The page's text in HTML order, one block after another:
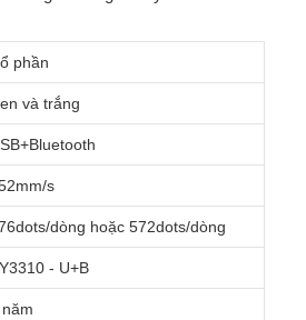
phần
và trắng
s
dòng hoặc 572dots/dòng
- U+B